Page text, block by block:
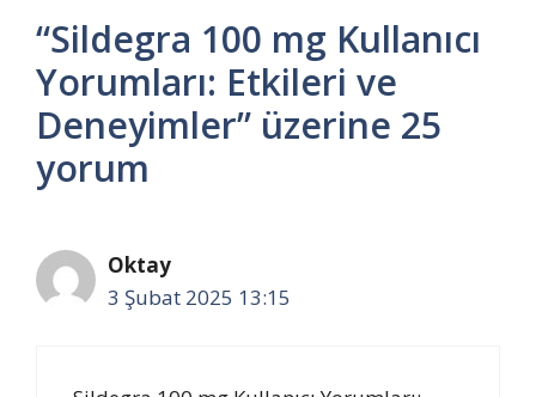
“Sildegra 100 mg Kullanıcı
Yorumları: Etkileri ve
Deneyimler” üzerine 25
yorum
Oktay
3 Şubat 2025 13:15